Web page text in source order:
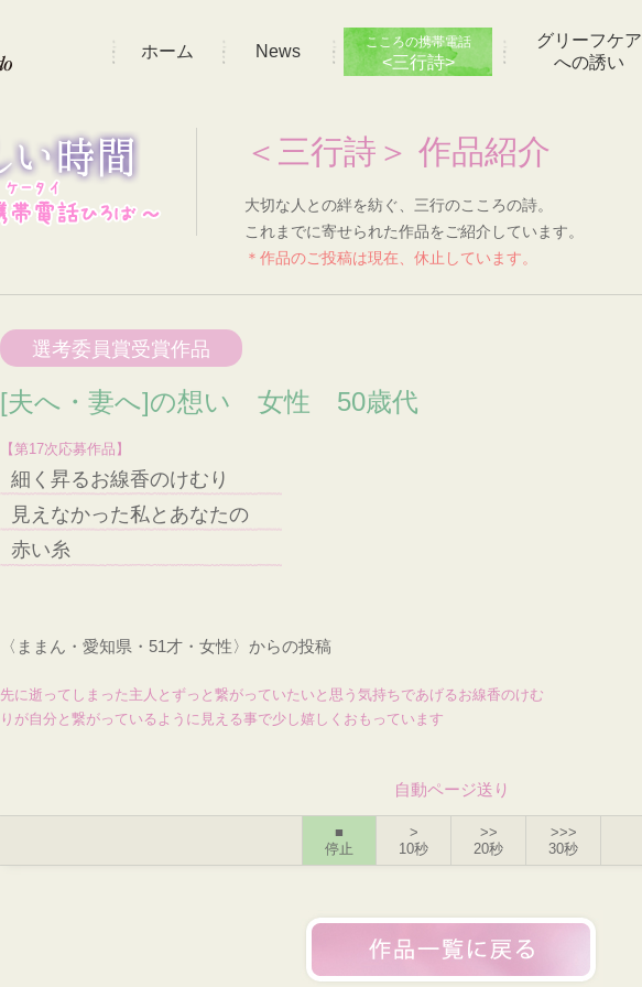
ホーム News こころの携帯電話
<三行詩>
グリーフケア
への誘い
＜三行詩＞ 作品紹介
大切な人との絆を紡ぐ、三行のこころの詩。
これまでに寄せられた作品をご紹介しています。
＊作品のご投稿は現在、休止しています。
選考委員賞受賞作品
[夫へ・妻へ]の想い 女性 50歳代
【第17次応募作品】
細く昇るお線香のけむり
見えなかった私とあなたの
赤い糸
〈ままん・愛知県・51才・女性〉からの投稿
先に逝ってしまった主人とずっと繋がっていたいと思う気持ちであげるお線香のけむ
りが自分と繋がっているように見える事で少し嬉しくおもっています
自動ページ送り
■
停止
>
10秒
>>
20秒
>>>
30秒